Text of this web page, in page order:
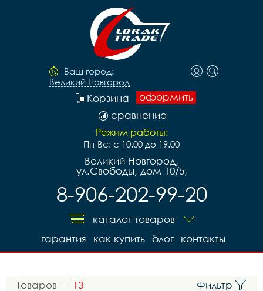
Ваш город:
Великий Новгород
оформить
Корзина
сравнение
Режим работы:
Пн-Вс: с 10.00 до 19.00
Великий Новгород,
ул.Свободы, дом 10/5,
8-906-202-99-20
каталог товаров
контакты
блог
как купить
гарантия
Товаров — 13 Фильтр